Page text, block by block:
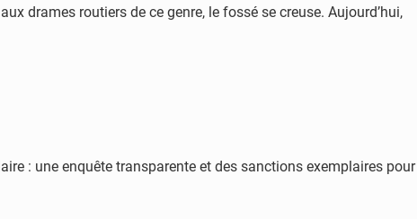
drames routiers de ce genre, le fossé se creuse. Aujourd’hui,
: une enquête transparente et des sanctions exemplaires pour